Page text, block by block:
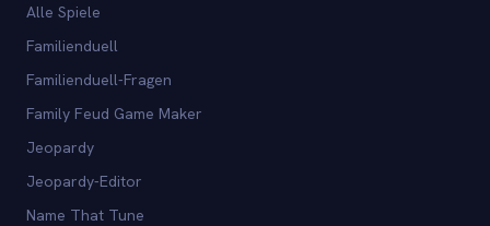
Alle Spiele
Familienduell
Familienduell-Fragen
Family Feud Game Maker
Jeopardy
Jeopardy-Editor
Name That Tune